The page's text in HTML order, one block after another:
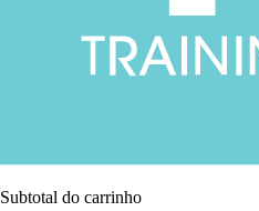
Subtotal do carrinho